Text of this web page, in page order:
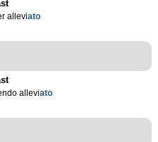
alleviato
alleviato